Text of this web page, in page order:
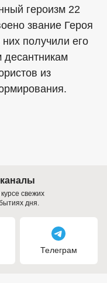
героизм 22
звание Героя
получили его
десантникам
из
свежих
дня.
Телеграм